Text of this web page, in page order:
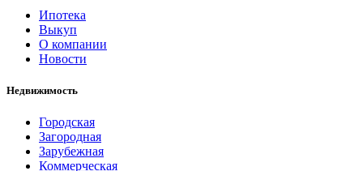
Ипотека
Выкуп
О компании
Новости
Недвижимость
Городская
Загородная
Зарубежная
Коммерческая